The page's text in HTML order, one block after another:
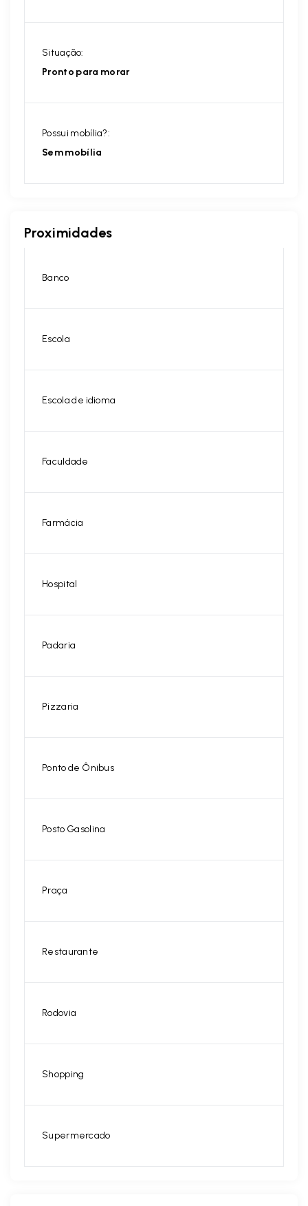
Situação:
Pronto para morar
Possui mobília?:
Sem mobília
Proximidades
Banco
Escola
Escola de idioma
Faculdade
Farmácia
Hospital
Padaria
Pizzaria
Ponto de Ônibus
Posto Gasolina
Praça
Restaurante
Rodovia
Shopping
Supermercado